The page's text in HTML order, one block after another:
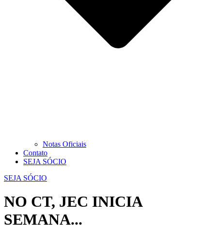
Notas Oficiais
Contato
SEJA SÓCIO
SEJA SÓCIO
NO CT, JEC INICIA
SEMANA...